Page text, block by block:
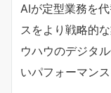
AIが定型業務を
スをより戦略的
ウハウのデジタ
いパフォーマン